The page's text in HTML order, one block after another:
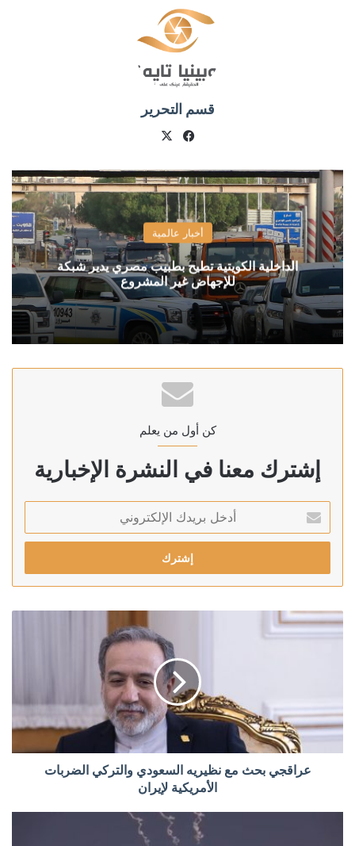
قسم التحرير
فيسبوك
أخبار عالمية
الداخلية الكويتية تطيح بطبيب مصري يدير شبكة
للإجهاض غير المشروع
كن أول من يعلم
إشترك معنا في النشرة الإخبارية
بريدك
الإلكتروني
عراقجي بحث مع نظيريه السعودي والتركي الضربات
الأمريكية لإيران